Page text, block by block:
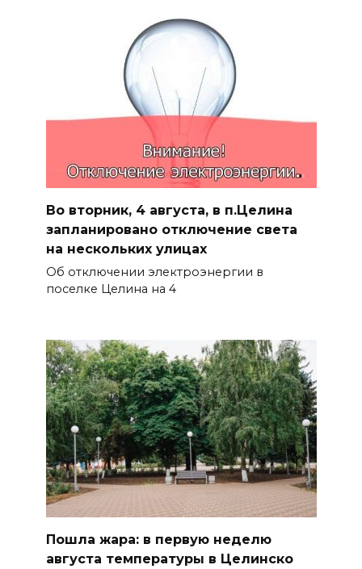
Во вторник, 4 августа, в п.Целина
запланировано отключение света
на нескольких улицах
Об отключении электроэнергии в
поселке Целина на 4
Пошла жара: в первую неделю
августа температуры в Целинско